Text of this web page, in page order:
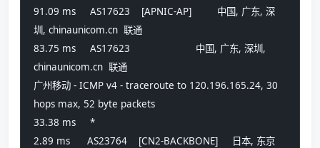
91.09 ms     AS17623    [APNIC-AP]         中国, 广东, 深
圳, chinaunicom.cn  联通
83.75 ms     AS17623                       中国, 广东, 深圳,
chinaunicom.cn  联通
广州移动 - ICMP v4 - traceroute to 120.196.165.24, 30
hops max, 52 byte packets
33.38 ms     *
2.89 ms      AS23764    [CN2-BACKBONE]     日本, 东京